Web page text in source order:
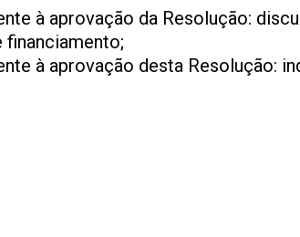
à aprovação da Resolução:
à aprovação desta Resolução: